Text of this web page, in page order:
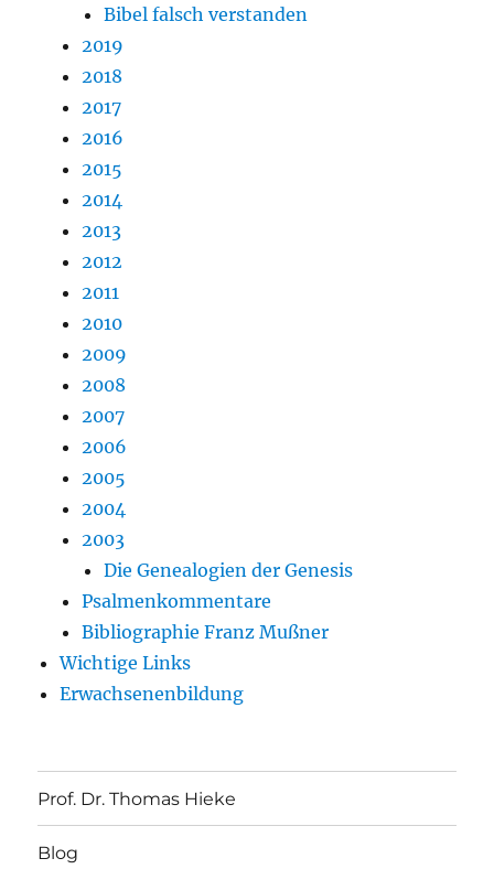
Bibel falsch verstanden
2019
2018
2017
2016
2015
2014
2013
2012
2011
2010
2009
2008
2007
2006
2005
2004
2003
Die Genealogien der Genesis
Psalmenkommentare
Bibliographie Franz Mußner
Wichtige Links
Erwachsenenbildung
Prof. Dr. Thomas Hieke
Blog